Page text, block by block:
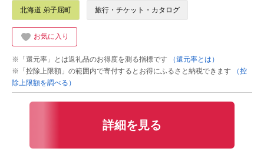
北海道 弟子屈町 旅行・チケット・カタログ
お気に入り
※「還元率」とは返礼品のお得度を測る指標です
（還元率とは）
※「控除上限額」の範囲内で寄付するとお得にふるさと納税できます
（控
除上限額を調べる）
詳細を見る